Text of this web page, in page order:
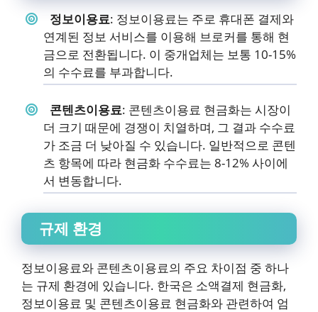
정보이용료: 정보이용료는 주로 휴대폰 결제와
연계된 정보 서비스를 이용해 브로커를 통해 현
금으로 전환됩니다. 이 중개업체는 보통 10-15%
의 수수료를 부과합니다.
콘텐츠이용료: 콘텐츠이용료 현금화는 시장이
더 크기 때문에 경쟁이 치열하며, 그 결과 수수료
가 조금 더 낮아질 수 있습니다. 일반적으로 콘텐
츠 항목에 따라 현금화 수수료는 8-12% 사이에
서 변동합니다.
규제 환경
정보이용료와 콘텐츠이용료의 주요 차이점 중 하나
는 규제 환경에 있습니다. 한국은 소액결제 현금화,
정보이용료 및 콘텐츠이용료 현금화와 관련하여 엄